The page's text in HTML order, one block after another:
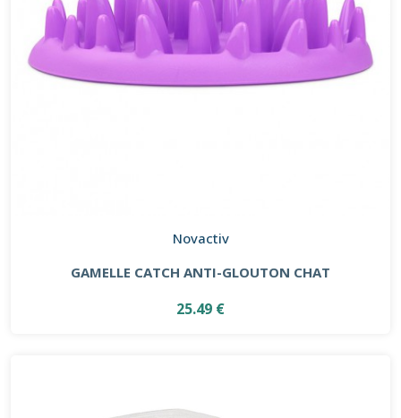
Novactiv
GAMELLE CATCH ANTI-GLOUTON CHAT
25.49 €